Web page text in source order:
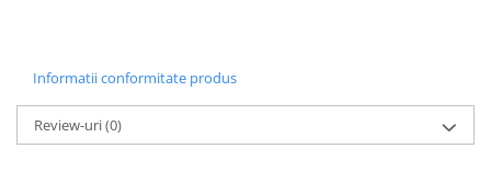
Informatii conformitate produs
Review-uri(0)